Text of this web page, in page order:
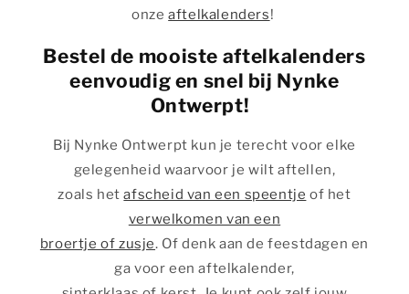
onzeaftelkalenders!
Bestel de mooiste aftelkalenders
eenvoudig en snel bij Nynke
Ontwerpt!
Bij Nynke Ontwerpt kun je terecht voor elke
gelegenheid waarvoor je wilt aftellen,
zoals hetafscheid van een speentje of het
verwelkomen van een
broertje of zusje. Of denk aan de feestdagen en
ga voor een aftelkalender,